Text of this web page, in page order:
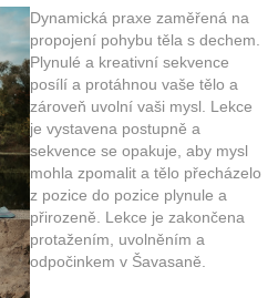
Dynamická praxe zaměřená na
propojení pohybu těla s dechem.
Plynulé a kreativní sekvence
posílí a protáhnou vaše tělo a
zároveň uvolní vaši mysl. Lekce
je vystavena postupně a
sekvence se opakuje, aby mysl
mohla zpomalit a tělo přecházelo
z pozice do pozice plynule a
přirozeně. Lekce je zakončena
protažením, uvolněním a
odpočinkem v Šavasaně.